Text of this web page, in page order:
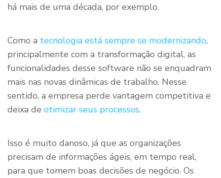
há mais de uma década, por exemplo.
Como a tecnologia está sempre se modernizando,
principalmente com a transformação digital, as
funcionalidades desse software não se enquadram
mais nas novas dinâmicas de trabalho. Nesse
sentido, a empresa perde vantagem competitiva e
deixa de otimizar seus processos.
Isso é muito danoso, já que as organizações
precisam de informações ágeis, em tempo real,
para que tomem boas decisões de negócio. Os